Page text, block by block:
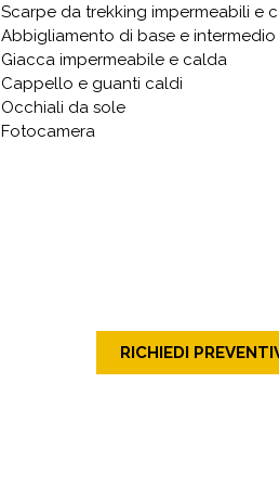
Scarpe da trekking impermeabili e
Abbigliamento di base e intermedio
Giacca impermeabile e calda
Cappello e guanti caldi
Occhiali da sole
Fotocamera
RICHIEDI